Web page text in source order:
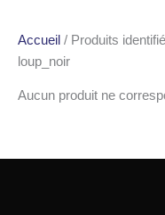
Accueil / Produits
loup_noir
Aucun produit ne